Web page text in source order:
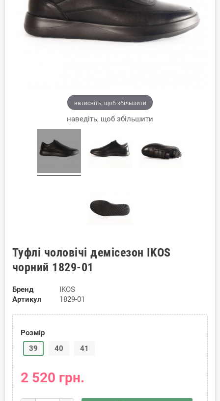
натисніть, щоб збільшити
наведіть, щоб збільшити
Туфлі чоловічі демісезон IKOS
чорний 1829-01
Бренд
IKOS
Артикул
1829-01
Розмір
39
40 41
2 520 грн.